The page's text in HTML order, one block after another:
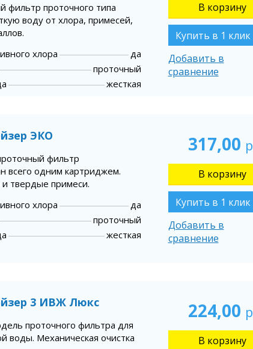
фильтр проточного типа
воду от хлора, примесей,
хлора
да
проточный
жесткая
Купить в 1 клик
Добавить в
сравнение
ЭКО
фильтр
всего одним картриджем.
твердые примеси.
хлора
да
проточный
жесткая
317,00
Купить в 1 клик
Добавить в
сравнение
3 ИВЖ Люкс
проточного фильтра для
воды. Механическая очистка
224,00